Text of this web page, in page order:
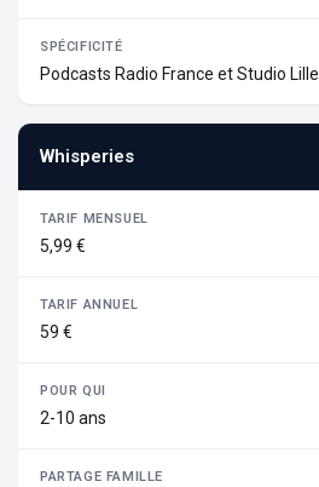
Podcasts Radio France et Studio Lille
Whisperies
5,99 €
59 €
2-10 ans